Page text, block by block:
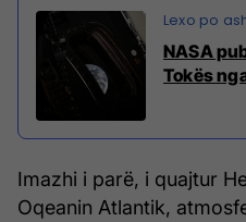
NASA
Tokës
Imazhi i parë, i quajtur
Oqeanin Atlantik,